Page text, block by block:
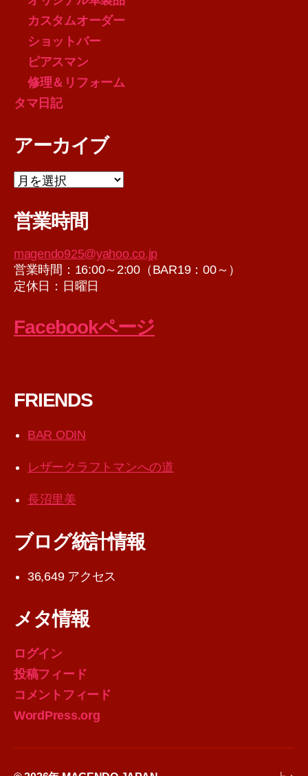
カスタムオーダー
ショットバー
ピアスマン
修理＆リフォーム
タマ日記
アーカイブ
ア
イ
営業時間
magendo925@yahoo.co.jp
営業時間：16:00～2:00（BAR19：00～）
定休日：日曜日
Facebookページ
FRIENDS
BAR ODIN
レザークラフトマンへの道
長沼里美
ブログ統計情報
36,649 アクセス
メタ情報
ログイン
投稿フィード
コメントフィード
WordPress.org